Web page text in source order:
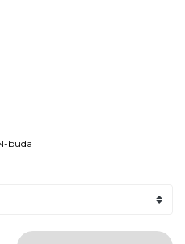
buda